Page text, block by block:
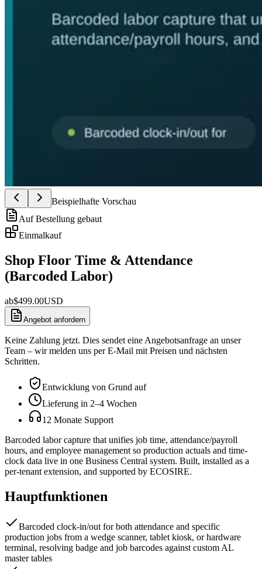
Beispielhafte Vorschau
Auf Bestellung gebaut
Einmalkauf
Shop Floor Time & Attendance
(Barcoded Labor)
ab$499.00USD
Angebot anfordern
Keine Zahlung jetzt. Dies sendet eine Angebotsanfrage an unser
Team – wir melden uns per E-Mail mit Preisen und nächsten
Schritten.
Entwicklung von Grund auf
Lieferung in 2–4 Wochen
12 Monate Support
Barcoded labor capture that unifies job time, attendance/payroll
hours, and employee management so production actuals and time-
clock data live in one Business Central system. Built, installed as a
per-tenant extension, and supported by ECOSIRE.
Hauptfunktionen
Barcoded clock-in/out for both attendance and specific
production jobs from a wedge scanner, tablet kiosk, or hardware
terminal, resolving badge and job barcodes against custom AL
master tables